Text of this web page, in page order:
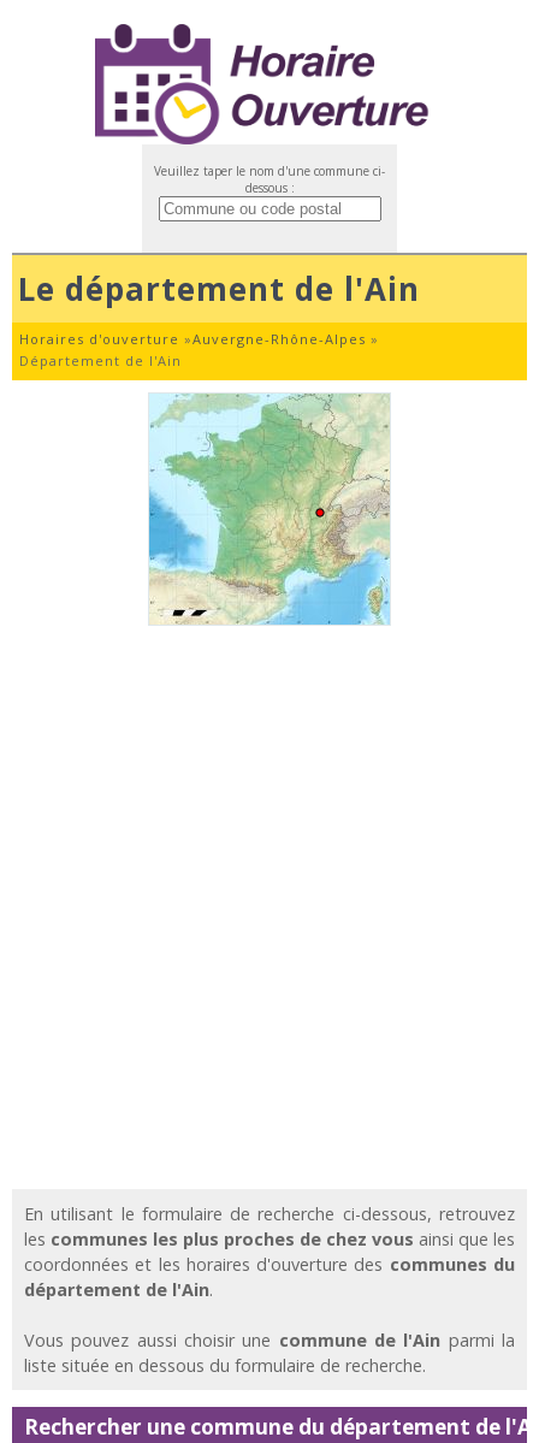
Veuillez taper le nom d'une commune ci-
dessous :
Le département de l'Ain
Horaires d'ouverture »Auvergne-Rhône-Alpes »
Département de l'Ain
En utilisant le formulaire de recherche ci-dessous, retrouvez
les communes les plus proches de chez vous ainsi que les
coordonnées et les horaires d'ouverture des communes du
département de l'Ain.
Vous pouvez aussi choisir une commune de l'Ain parmi la
liste située en dessous du formulaire de recherche.
Rechercher une commune du département de